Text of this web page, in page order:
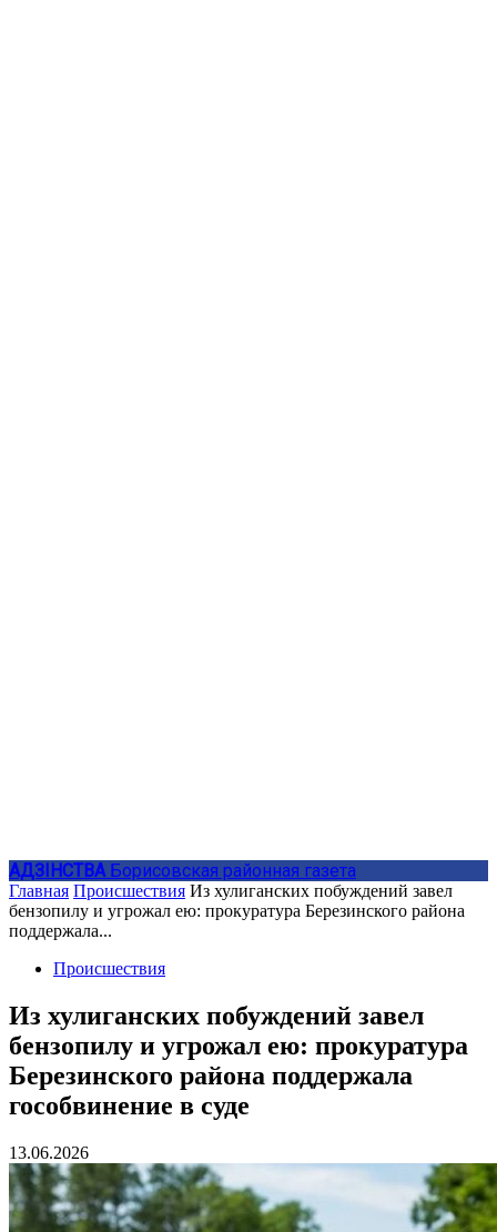
АДЗIНСТВА Борисовская районная газета
Главная Происшествия Из хулиганских побуждений завел
бензопилу и угрожал ею: прокуратура Березинского района
поддержала...
Происшествия
Из хулиганских побуждений завел
бензопилу и угрожал ею: прокуратура
Березинского района поддержала
гособвинение в суде
13.06.2026